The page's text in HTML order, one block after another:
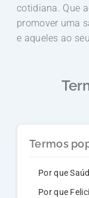
cotidiana. Que
promover uma
e aqueles ao
Termos
Por que
Por que